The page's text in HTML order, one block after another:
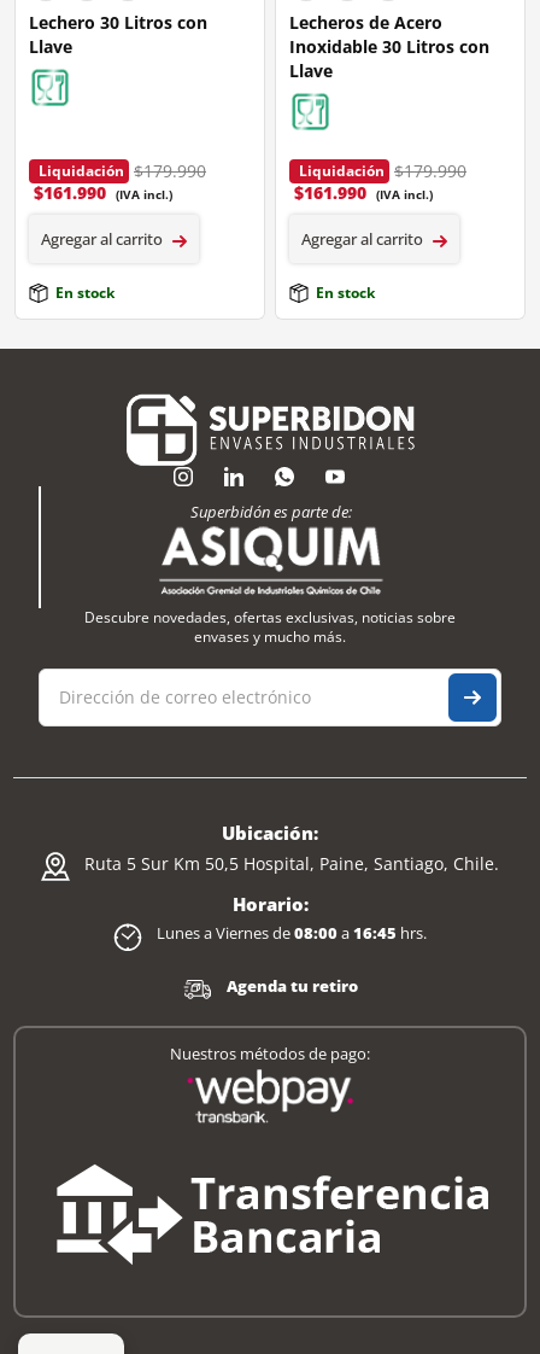
Lechero 30 Litros con
Llave
Liquidación $179.990
$161.990 (IVA incl.)
Agregar al carrito
En stock
Lecheros de Acero
Inoxidable 30 Litros con
Llave
Liquidación $179.990
$161.990 (IVA incl.)
Agregar al carrito
En stock
Superbidón es parte de:
Descubre novedades, ofertas exclusivas, noticias sobre
envases y mucho más.
Ubicación:
Ruta 5 Sur Km 50,5 Hospital, Paine, Santiago, Chile.
Horario:
Lunes a Viernes de08:00a16:45 hrs.
Agenda tu retiro
Nuestros métodos de pago: